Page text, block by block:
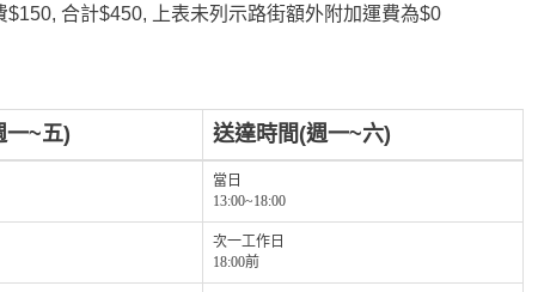
合計$450, 上表未列示路街額外附加運費為$0
一~五) 送達時間(週一~六)
當日
13:00~18:00
次一工作日
18:00前